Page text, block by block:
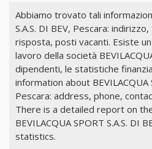
Abbiamo trovato tali
S.A.S. DI BEV, Pescara:
risposta, posti vacanti. Esiste
lavoro della società
dipendenti, le statistiche
information about BEVILACQUA
Pescara: address, phone,
There is a detailed report on
BEVILACQUA SPORT S.A.S. DI
statistics.